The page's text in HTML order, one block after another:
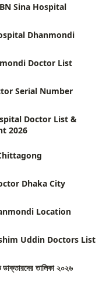
Sina Hospital
Dhanmondi
Doctor List
Serial Number
Doctor List &
2026
Dhaka City
Location
Uddin Doctors List
ডাক্তারদের তালিকা ২০২৬